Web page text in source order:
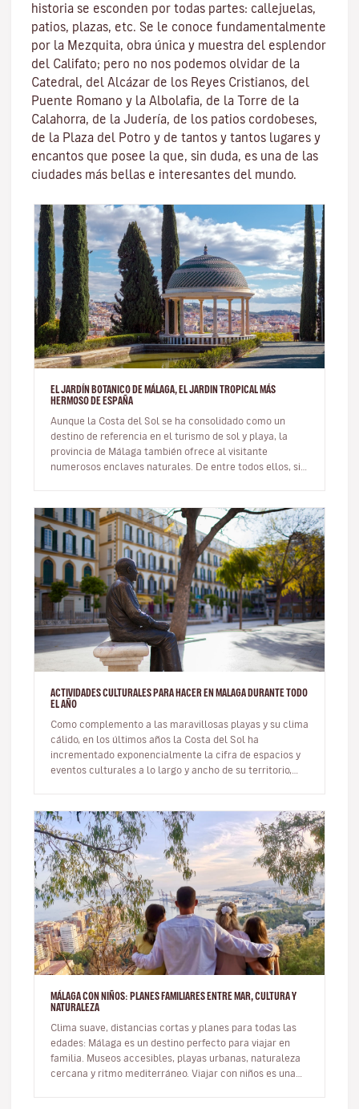
historia se esconden por todas partes: callejuelas,
patios, plazas, etc. Se le conoce fundamentalmente
por la Mezquita, obra única y muestra del esplendor
del Califato; pero no nos podemos olvidar de la
Catedral, del Alcázar de los Reyes Cristianos, del
Puente Romano y la Albolafia, de la Torre de la
Calahorra, de la Juderí­a, de los patios cordobeses,
de la Plaza del Potro y de tantos y tantos lugares y
encantos que posee la que, sin duda, es una de las
ciudades más bellas e interesantes del mundo.
EL JARDÍN BOTANICO DE MÁLAGA, EL JARDIN TROPICAL MÁS
HERMOSO DE ESPAÑA
Aunque la Costa del Sol se ha consolidado como un
destino de referencia en el turismo de sol y playa, la
provincia de Málaga también ofrece al visitante
numerosos enclaves naturales. De entre todos ellos, sin
ACTIVIDADES CULTURALES PARA HACER EN MALAGA DURANTE TODO
EL AÑO
Como complemento a las maravillosas playas y su clima
cálido, en los últimos años la Costa del Sol ha
incrementado exponencialmente la cifra de espacios y
eventos culturales a lo largo y ancho de su territorio,
MÁLAGA CON NIÑOS: PLANES FAMILIARES ENTRE MAR, CULTURA Y
NATURALEZA
Clima suave, distancias cortas y planes para todas las
edades: Málaga es un destino perfecto para viajar en
familia. Museos accesibles, playas urbanas, naturaleza
cercana y ritmo mediterráneo. Viajar con niños es una